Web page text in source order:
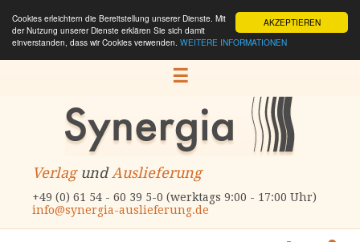
AKZEPTIEREN
Cookies erleichtern die Bereitstellung unserer Dienste. Mit
der Nutzung unserer Dienste erklären Sie sich damit
einverstanden, dass wir Cookies verwenden. WEITERE INFORMATIONEN
☰
VerlagundAuslieferung
+49 (0) 61 54 - 60 39 5-0 (werktags 9:00 - 17:00 Uhr)
info@synergia-auslieferung.de